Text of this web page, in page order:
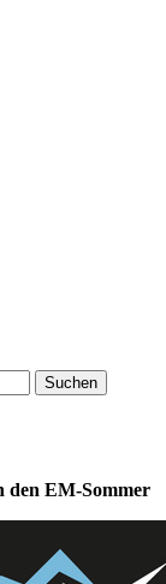
Suchen
den EM-Sommer